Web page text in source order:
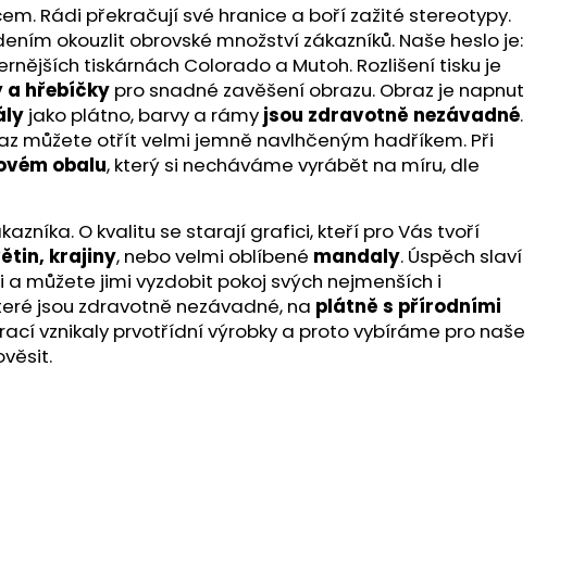
Rádi překračují své hranice a boří zažité stereotypy.
okouzlit obrovské množství zákazníků. Naše heslo je:
tiskárnách Colorado a Mutoh. Rozlišení tisku je
a hřebíčky pro snadné zavěšení obrazu. Obraz je napnut
jako plátno, barvy a rámy jsou zdravotně nezávadné.
můžete otřít velmi jemně navlhčeným hadříkem. Při
obalu, který si necháváme vyrábět na míru, dle
O kvalitu se starají grafici, kteří pro Vás tvoří
krajiny, nebo velmi oblíbené mandaly. Úspěch slaví
můžete jimi vyzdobit pokoj svých nejmenších i
jsou zdravotně nezávadné, na plátně s přírodními
vznikaly prvotřídní výrobky a proto vybíráme pro naše